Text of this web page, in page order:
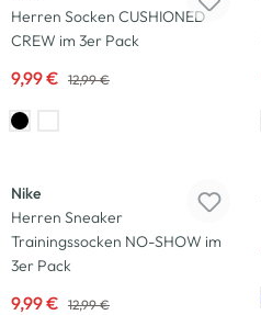
Herren Socken CUSHIONED
CREW im 3er Pack
9,99 € 12,99 €
Nike
Herren Sneaker
Trainingssocken NO-SHOW im
3er Pack
9,99 € 12,99 €